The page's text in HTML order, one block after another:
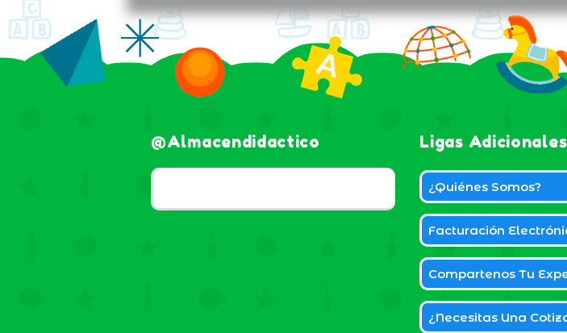
@almacendidactico Ligas Adicionales
¿Quiénes Somos?
Facturación
Compartenos Tu
¿Necesitas Una